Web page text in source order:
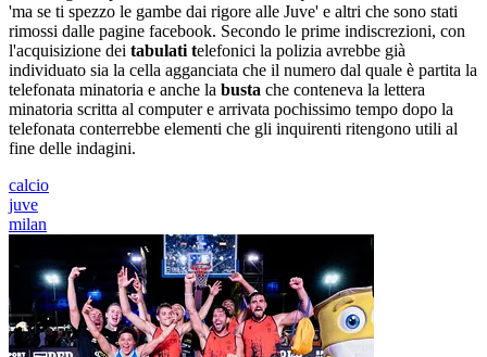
'ma se ti spezzo le gambe dai rigore alle Juve' e altri che sono stati
rimossi dalle pagine facebook. Secondo le prime indiscrezioni, con
l'acquisizione dei tabulati telefonici la polizia avrebbe già
individuato sia la cella agganciata che il numero dal quale è partita la
telefonata minatoria e anche la busta che conteneva la lettera
minatoria scritta al computer e arrivata pochissimo tempo dopo la
telefonata conterrebbe elementi che gli inquirenti ritengono utili al
fine delle indagini.
calcio
juve
milan